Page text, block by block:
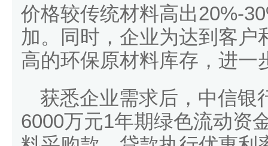
价格较传统材料高出20%-
加。同时，企业为达到客户
高的环保原材料库存，进一
获悉企业需求后，中信银
6000万元1年期绿色流动资